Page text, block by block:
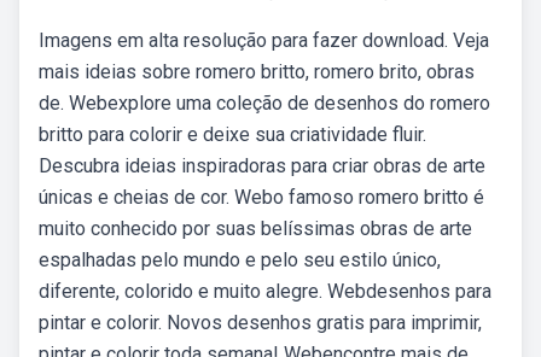
Imagens em alta resolução para fazer download. Veja
mais ideias sobre romero britto, romero brito, obras
de. Webexplore uma coleção de desenhos do romero
britto para colorir e deixe sua criatividade fluir.
Descubra ideias inspiradoras para criar obras de arte
únicas e cheias de cor. Webo famoso romero britto é
muito conhecido por suas belíssimas obras de arte
espalhadas pelo mundo e pelo seu estilo único,
diferente, colorido e muito alegre. Webdesenhos para
pintar e colorir. Novos desenhos gratis para imprimir,